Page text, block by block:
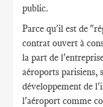
public.
Parce qu'il est de
contrat ouvert à
la part de
aéroports parisiens,
développement de
l'aéroport comme